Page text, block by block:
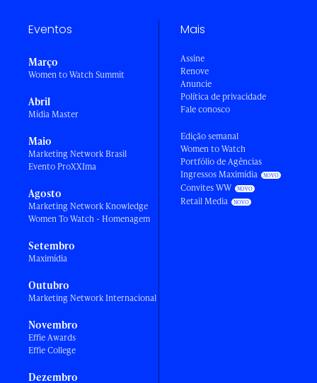
Eventos
Março
Women to Watch Summit
Abril
Mídia Master
Maio
Marketing Network Brasil
Evento ProXXIma
Agosto
Marketing Network Knowledge
Women To Watch - Homenagem
Setembro
Maximídia
Outubro
Marketing Network Internacional
Novembro
Effie Awards
Effie College
Dezembro
Mais
Assine
Renove
Anuncie
Política de privacidade
Fale conosco
Edição semanal
Women to Watch
Portfólio de Agências
Ingressos Maximídia
Convites WW
Retail Media